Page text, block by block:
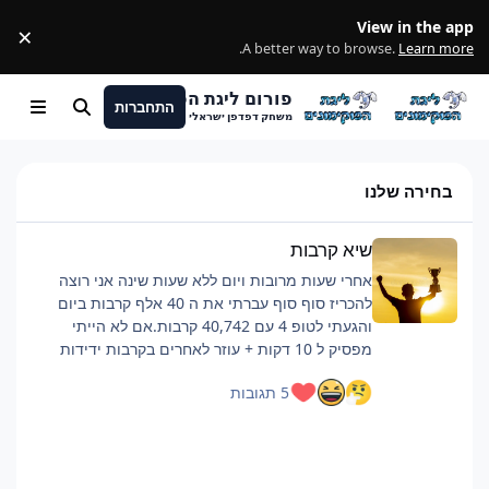
View in the app
A better way to browse. Learn more
.
×
פורום ליגת הפוקימונים
משחק דפדפן ישראלי
התחברות חיפוש Menu
בחירה שלנו
שיא קרבות
אחרי שעות מרובות ויום ללא שעות שינה אני רוצה
להכריז סוף סוף עברתי את ה 40 אלף קרבות ביום
והגעתי לטופ 4 עם 40,742 קרבות.אם לא הייתי
מפסיק ל 10 דקות + עוזר לאחרים בקרבות ידידות
שזה היה קשה וגמר לי את החיים, אבל אם אתם כבר
5 תגובות